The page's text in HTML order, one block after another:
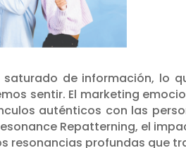
saturado de información, lo
sentir. El marketing
auténticos con las
Repatterning, el
resonancias profundas que